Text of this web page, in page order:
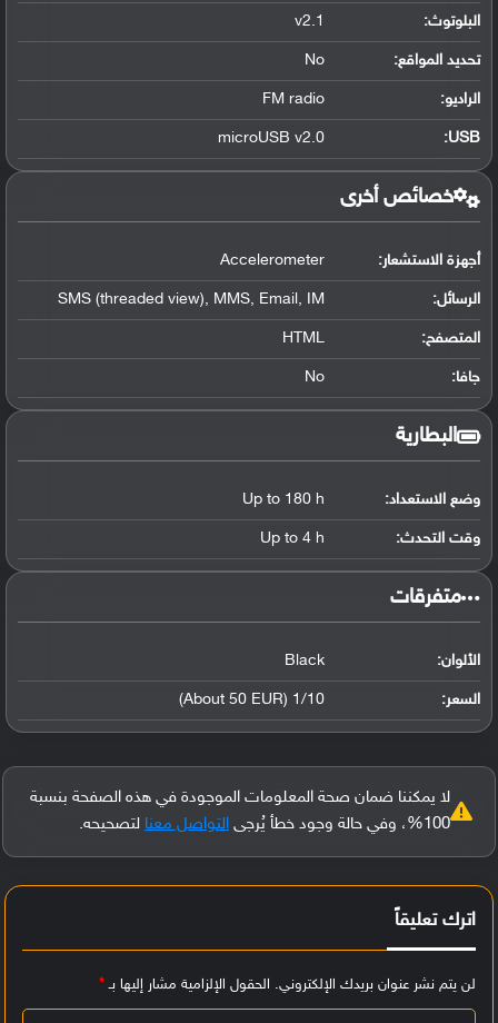
البلوتوث:
v2.1
تحديد المواقع:
No
الراديو: FM radio
USB
:
microUSB v2.0
خصائص أخرى
أجهزة الاستشعار: Accelerometer
الرسائل: SMS (threaded view), MMS, Email, IM
المتصفح: HTML
جافا: No
البطارية
وضع الاستعداد: Up to 180 h
وقت التحدث: Up to 4 h
‏متفرقات‏
الألوان: Black
السعر: 1/10 (About 50 EUR)
لا يمكننا ضمان صحة المعلومات الموجودة في هذه الصفحة بنسبة
100%، وفي حالة وجود خطأ يُرجى
التواصل معنا لتصحيحه.
اترك تعليقاً
لن يتم نشر عنوان بريدك الإلكتروني. الحقول الإلزامية مشار إليها بـ*